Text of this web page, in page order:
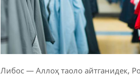
Либос — Аллоҳ таоло айтганидек,